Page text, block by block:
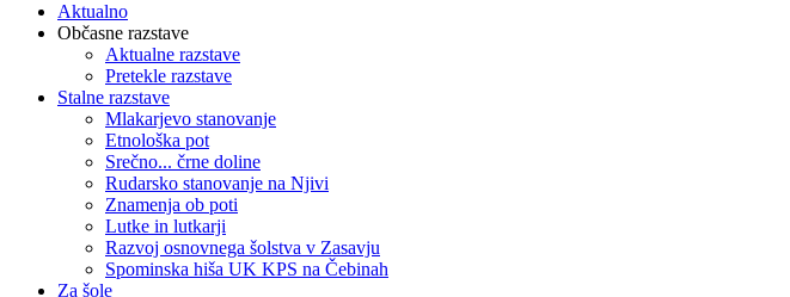
Aktualno
Občasne razstave
Aktualne razstave
Pretekle razstave
Stalne razstave
Mlakarjevo stanovanje
Etnološka pot
Srečno... črne doline
Rudarsko stanovanje na Njivi
Znamenja ob poti
Lutke in lutkarji
Razvoj osnovnega šolstva v Zasavju
Spominska hiša UK KPS na Čebinah
Za šole